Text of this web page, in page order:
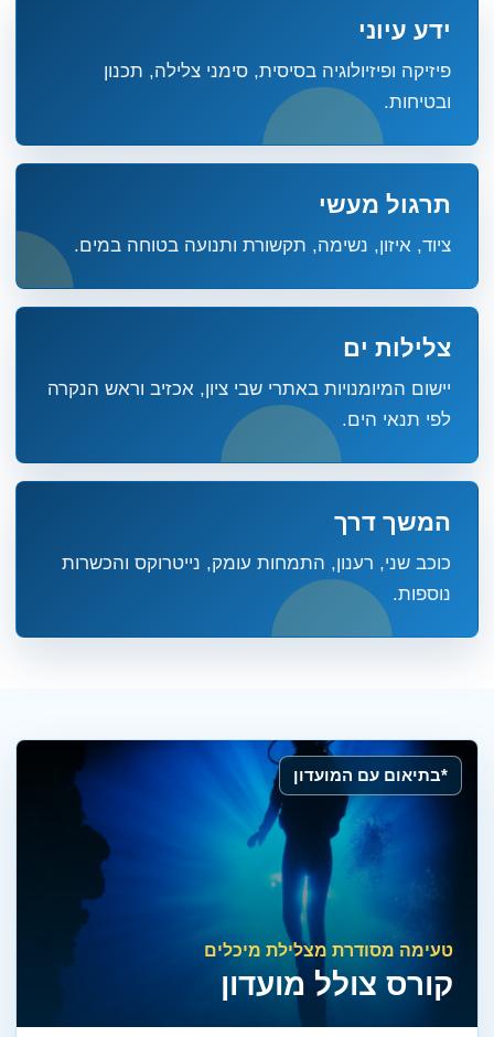
ידע עיוני
פיזיקה ופיזיולוגיה בסיסית, סימני צלילה, תכנון
ובטיחות.
תרגול מעשי
ציוד, איזון, נשימה, תקשורת ותנועה בטוחה במים.
צלילות ים
יישום המיומנויות באתרי שבי ציון, אכזיב וראש הנקרה
לפי תנאי הים.
המשך דרך
כוכב שני, רענון, התמחות עומק, נייטרוקס והכשרות
נוספות.
*בתיאום עם המועדון
טעימה מסודרת מצלילת מיכלים
קורס צולל מועדון